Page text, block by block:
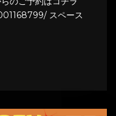
スペース